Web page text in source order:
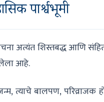
पार्श्वभूमी
अत्यंत शिस्तबद्ध आणि
आहे.
त्याचे बालपण, परिव्राजक